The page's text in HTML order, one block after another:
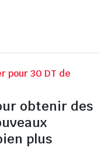
pour 30 DT de
obtenir des
plus